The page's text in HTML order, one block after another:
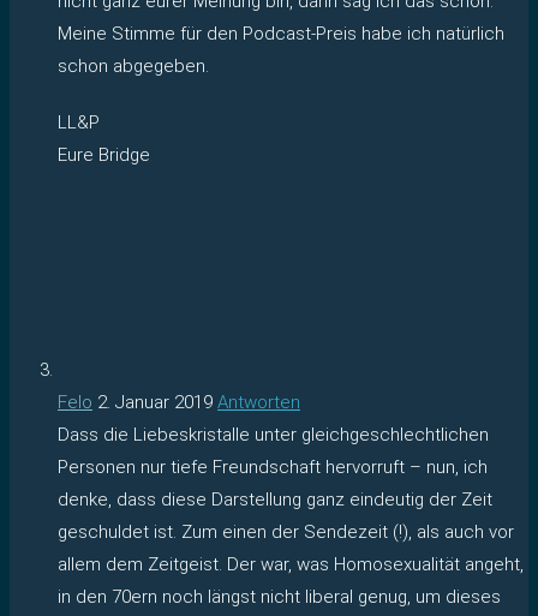
Meine Stimme für den Podcast-Preis habe ich natürlich
schon abgegeben.
LL&P
Eure Bridge
Felo 2. Januar 2019 Antworten
Dass die Liebeskristalle unter gleichgeschlechtlichen
Personen nur tiefe Freundschaft hervorruft – nun, ich
denke, dass diese Darstellung ganz eindeutig der Zeit
geschuldet ist. Zum einen der Sendezeit (!), als auch vor
allem dem Zeitgeist. Der war, was Homosexualität angeht,
in den 70ern noch längst nicht liberal genug, um dieses